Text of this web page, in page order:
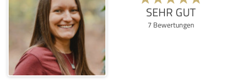
SEHR GUT
7 Bewertungen